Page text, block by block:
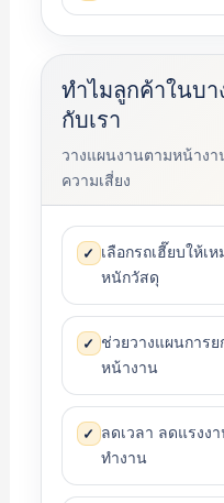
ทำไมลูกค้าในบา
กับเรา
วางแผนงานตามหน้างา
ความเสี่ยง
✓ เลือกรถเฮี๊ยบให้
หนักวัสดุ
✓ ช่วยวางแผนการย
หน้างาน
✓ ลดเวลา ลดแรงง
ทำงาน